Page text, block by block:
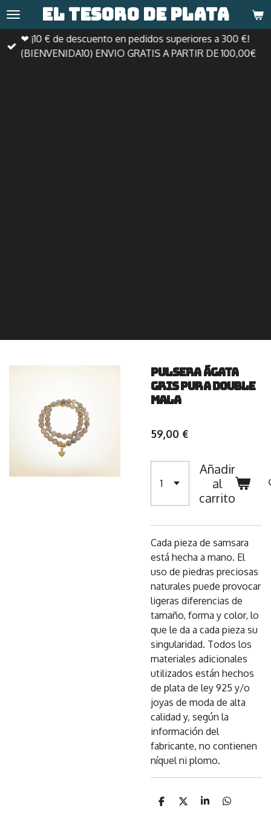
Ir
al
contenido
principal
El tesoro de plata
❤ ¡10 € de descuento en pedidos superiores a 300 €!
(BIENVENIDA10) ENVIO GRATIS A PARTIR DE 100,00€
Pulsera Ágata
gris pura Double
Mala
59,00 €
Añadir
al
carrito
Cada pieza de samsara
está hecha a mano. El
uso de piedras preciosas
naturales puede provocar
ligeras diferencias de
tamaño, forma y color, lo
que le da a cada pieza su
singularidad. Todos los
materiales adicionales
utilizados están hechos
de plata de ley 925 y/o
joyas de moda de alta
calidad y, según la
información del
fabricante, no contienen
níquel ni plomo.
C
C
C
C